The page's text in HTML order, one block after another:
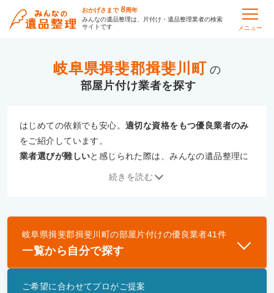
おかげさまで 8周年
みんなの遺品整理は、片付け・遺品整理業者の検索
サイトです
メニュー
岐阜県揖斐郡揖斐川町 の
部屋片付け
はじめての依頼でも安心。適切な資格をもつ優良業者のみ
をご紹介しています。
業者選びが難しいと感じられた際は、みんなの遺品整理に
優良業者とは
一般財団法人遺品整理認定協会、および一般社団法
士」資格を持つ事業者のみ掲載しています。
続きを読む
岐阜県揖斐郡揖斐川町の部屋片付けの優良業者41 件
一覧から自分で探す
ご希望に合わせてプロがご提案